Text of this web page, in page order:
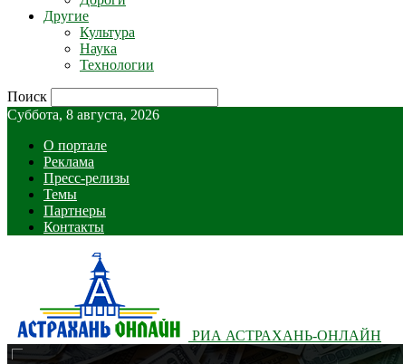
Другие
Культура
Наука
Технологии
Поиск
Суббота, 8 августа, 2026
О портале
Реклама
Пресс-релизы
Темы
Партнеры
Контакты
РИА АСТРАХАНЬ-ОНЛАЙН